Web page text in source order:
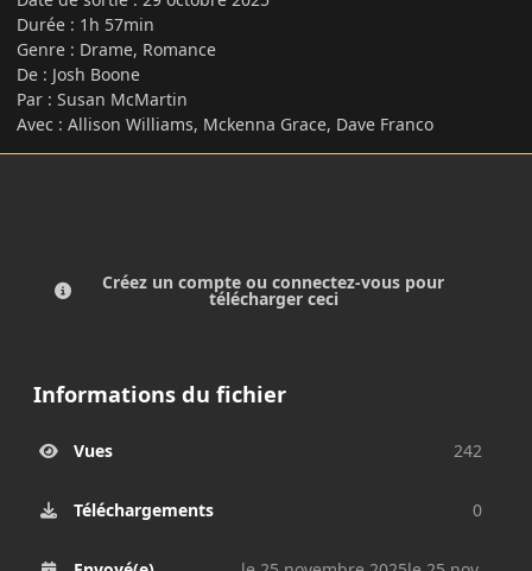
Durée : 1h 57min
Genre : Drame, Romance
De : Josh Boone
Par : Susan McMartin
Avec : Allison Williams, Mckenna Grace, Dave Franco
Créez un compte ou connectez-vous pour
télécharger ceci
Informations du fichier
Vues 242
Téléchargements 0